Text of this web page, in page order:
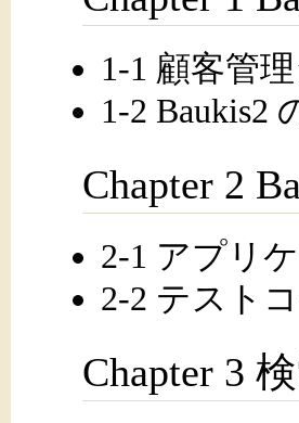
1-1 顧客管
1-2 Baukis2
Chapter 2
2-1 アプリ
2-2 テスト
Chapter 3